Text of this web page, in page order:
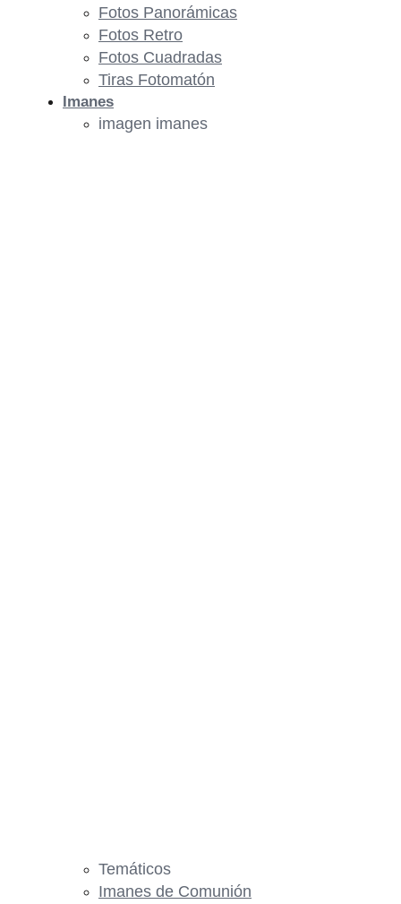
Fotos Panorámicas
Fotos Retro
Fotos Cuadradas
Tiras Fotomatón
Imanes
imagen imanes
Temáticos
Imanes de Comunión